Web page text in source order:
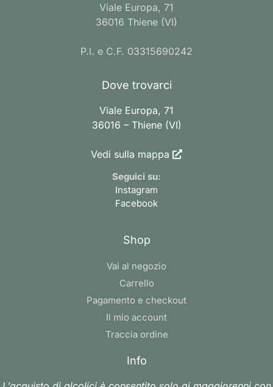
Viale Europa, 71
36016 Thiene (VI)
P.I. e C.F. 03315690242
Dove trovarci
Viale Europa, 71
36016 – Thiene (VI)
Vedi sulla mappa
Seguici su:
Instagram
Facebook
Shop
Vai al negozio
Carrello
Pagamento e checkout
Il mio account
Traccia ordine
Info